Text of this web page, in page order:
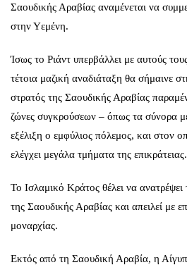
Σαουδικής Αραβίας αναμένεται να
στην Υεμένη.
Ίσως το Ριάντ υπερβάλλει με αυτούς
τέτοια μαζική αναδιάταξη θα σήμαινε
στρατός της Σαουδικής Αραβίας
ζώνες συγκρούσεων – όπως τα σύνορα
εξέλιξη ο εμφύλιος πόλεμος, και στον
ελέγχει μεγάλα τμήματα της επικράτειας.
Το Ισλαμικό Κράτος θέλει να ανατρέψει
της Σαουδικής Αραβίας και απειλεί με
μοναρχίας.
Εκτός από τη Σαουδική Αραβία, η